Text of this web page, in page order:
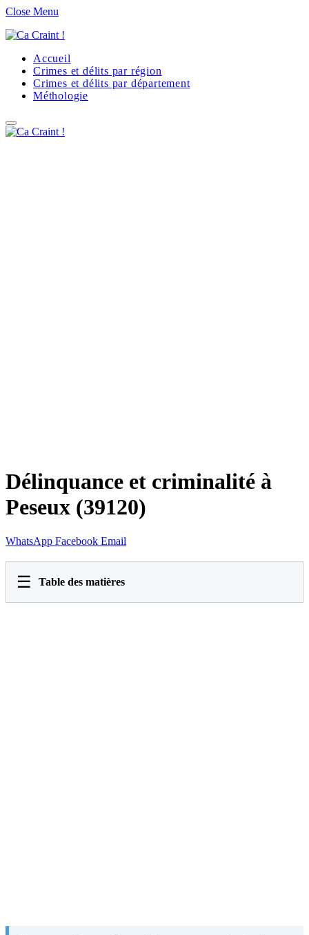
Close Menu
Accueil
Crimes et délits par région
Crimes et délits par département
Méthologie
Délinquance et criminalité à
Peseux (39120)
WhatsApp Facebook Email
☰ Table des matières